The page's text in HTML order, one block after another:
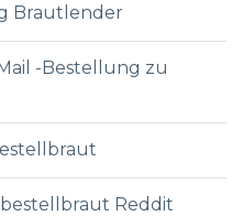
Brautlender
-Bestellung zu
Reddit